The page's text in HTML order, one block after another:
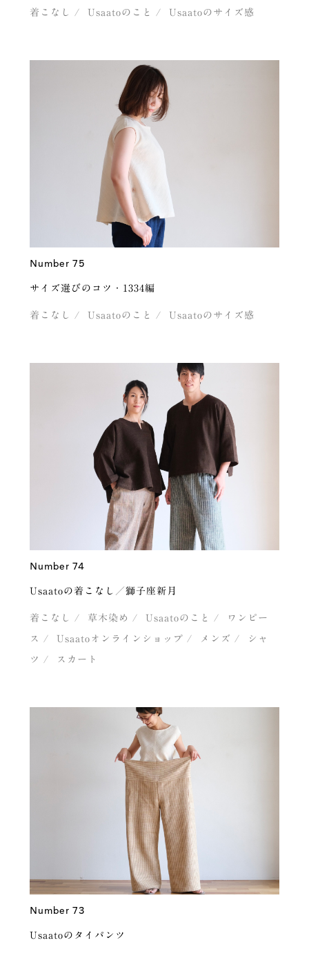
着こなし Usaatoのこと Usaatoのサイズ感
Number 75
サイズ選びのコツ・1334編
着こなし Usaatoのこと Usaatoのサイズ感
Number 74
Usaatoの着こなし／獅子座新月
着こなし 草木染め Usaatoのこと ワンピー
ス Usaatoオンラインショップ メンズ シャ
ツ スカート
Number 73
Usaatoのタイパンツ